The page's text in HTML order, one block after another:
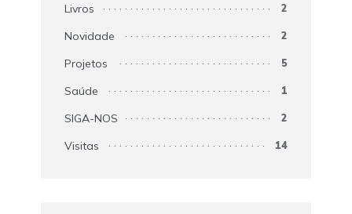
Livros 2
Novidade 2
Projetos 5
Saúde 1
SIGA-NOS 2
Visitas 14